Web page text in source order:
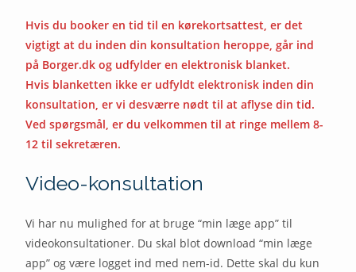
Hvis du booker en tid til en kørekortsattest, er det
vigtigt at du inden din konsultation heroppe, går ind
på Borger.dk og udfylder en elektronisk blanket.
Hvis blanketten ikke er udfyldt elektronisk inden din
konsultation, er vi desværre nødt til at aflyse din tid.
Ved spørgsmål, er du velkommen til at ringe mellem 8-
12 til sekretæren.
Video-konsultation
Vi har nu mulighed for at bruge “min læge app” til
videokonsultationer. Du skal blot download “min læge
app” og være logget ind med nem-id. Dette skal du kun